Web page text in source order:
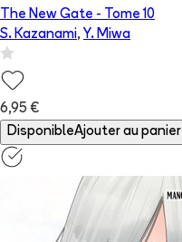
The New Gate - Tome 10
S. Kazanami, Y. Miwa
6,95 €
DisponibleAjouter au panier